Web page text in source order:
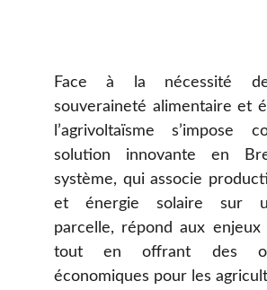
Face à la nécessité
souveraineté alimentaire et
l’agrivoltaïsme s’impose
solution innovante en
système, qui associe
et énergie solaire sur
parcelle, répond aux enjeux
tout en offrant des
économiques pour les